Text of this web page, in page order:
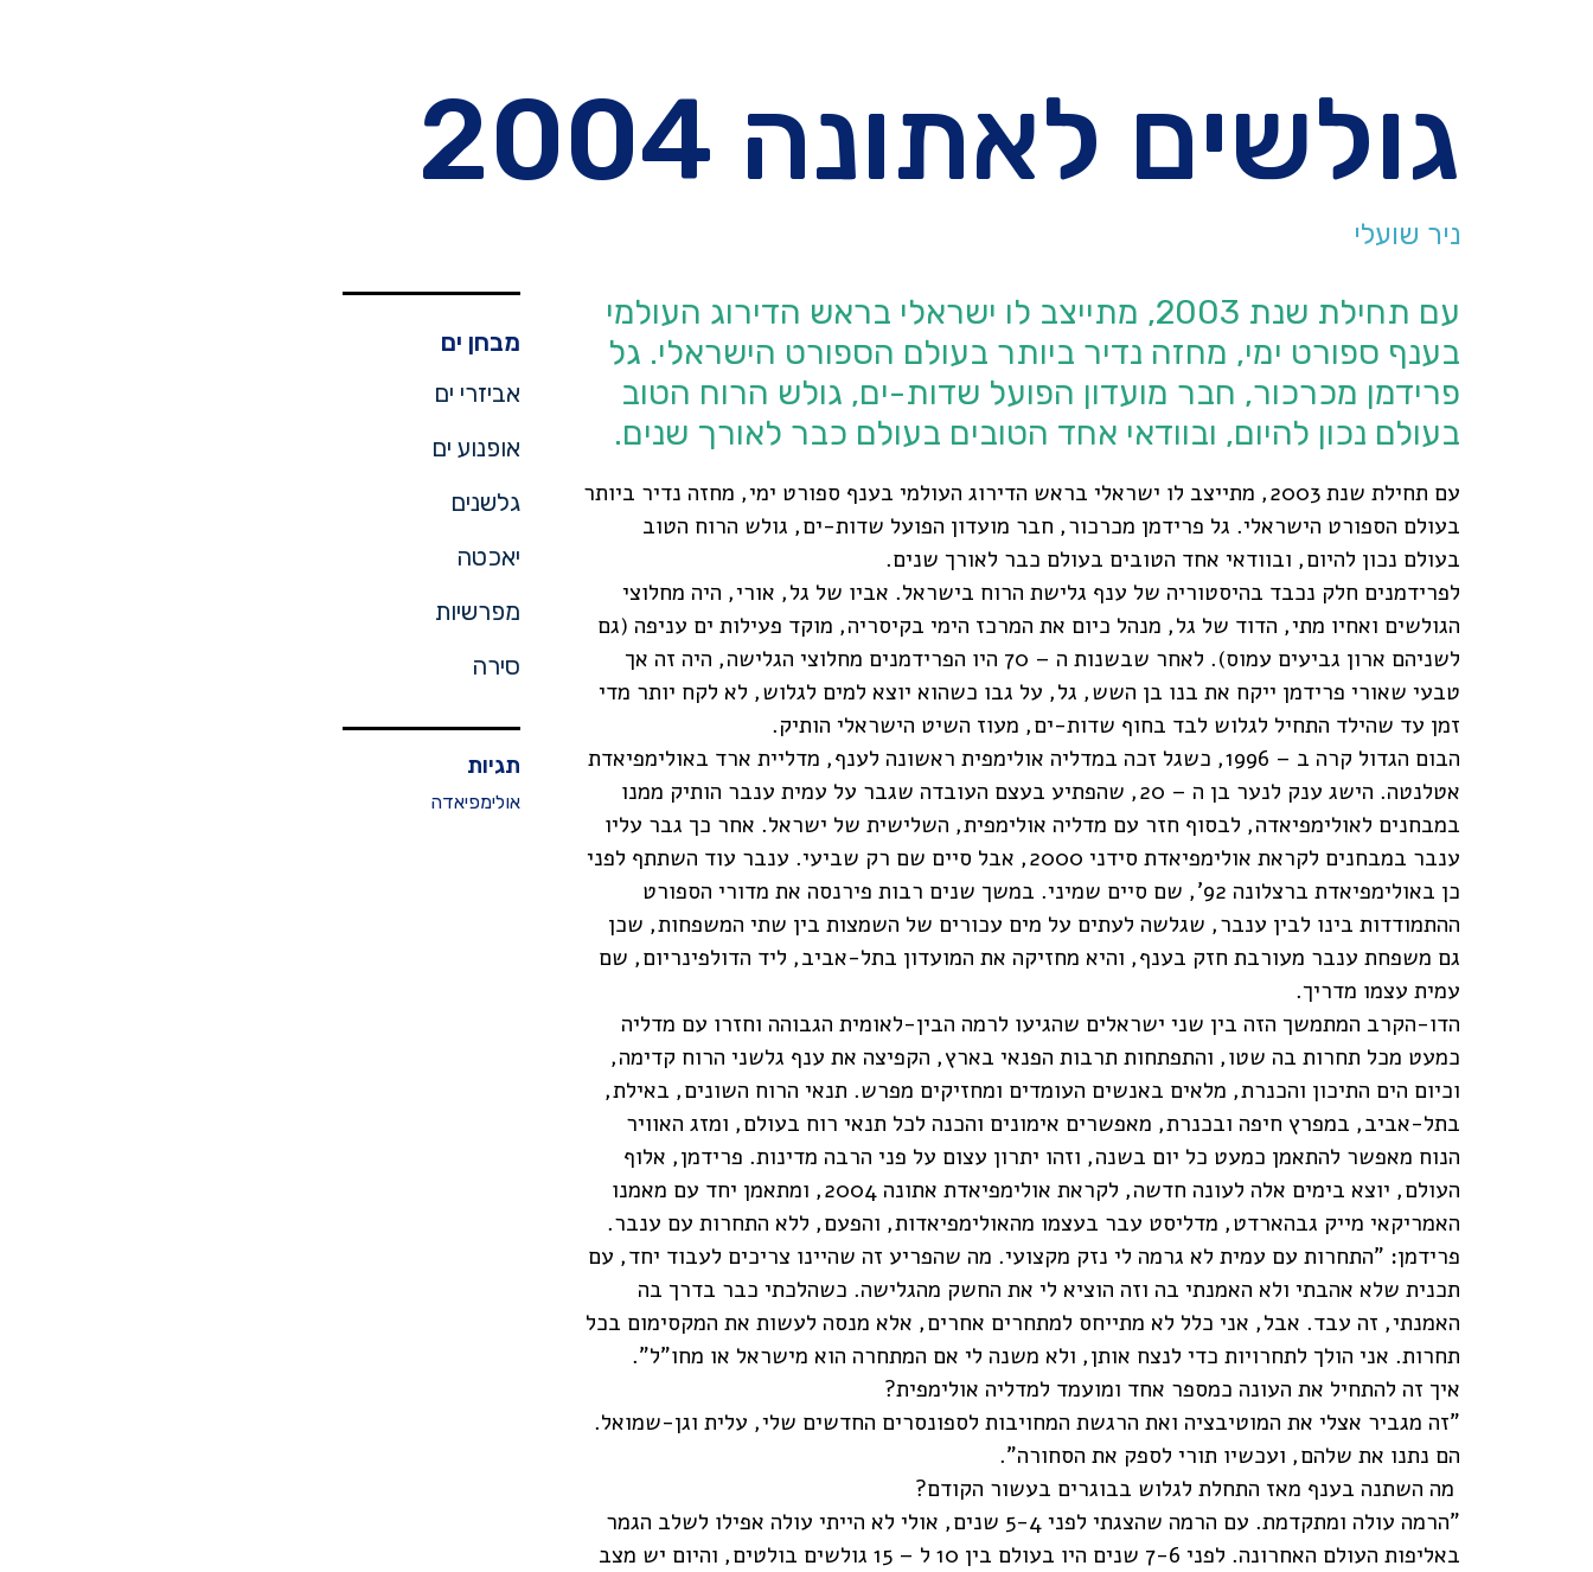
גולשים לאתונה 2004
ניר שועלי
עם תחילת שנת 2003, מתייצב לו ישראלי בראש הדירוג העולמי
בענף ספורט ימי, מחזה נדיר ביותר בעולם הספורט הישראלי. גל
פרידמן מכרכור, חבר מועדון הפועל שדות-ים, גולש הרוח הטוב
בעולם נכון להיום, ובוודאי אחד הטובים בעולם כבר לאורך שנים.
עם תחילת שנת 2003, מתייצב לו ישראלי בראש הדירוג העולמי בענף ספורט ימי, מחזה נדיר ביותר
בעולם הספורט הישראלי. גל פרידמן מכרכור, חבר מועדון הפועל שדות-ים, גולש הרוח הטוב
בעולם נכון להיום, ובוודאי אחד הטובים בעולם כבר לאורך שנים.
לפרידמנים חלק נכבד בהיסטוריה של ענף גלישת הרוח בישראל. אביו של גל, אורי, היה מחלוצי
הגולשים ואחיו מתי, הדוד של גל, מנהל כיום את המרכז הימי בקיסריה, מוקד פעילות ים עניפה (גם
לשניהם ארון גביעים עמוס). לאחר שבשנות ה – 70 היו הפרידמנים מחלוצי הגלישה, היה זה אך
טבעי שאורי פרידמן ייקח את בנו בן השש, גל, על גבו כשהוא יוצא למים לגלוש, לא לקח יותר מדי
זמן עד שהילד התחיל לגלוש לבד בחוף שדות-ים, מעוז השיט הישראלי הותיק.
הבום הגדול קרה ב – 1996, כשגל זכה במדליה אולימפית ראשונה לענף, מדליית ארד באולימפיאדת
אטלנטה. הישג ענק לנער בן ה – 20, שהפתיע בעצם העובדה שגבר על עמית ענבר הותיק ממנו
במבחנים לאולימפיאדה, לבסוף חזר עם מדליה אולימפית, השלישית של ישראל. אחר כך גבר עליו
ענבר במבחנים לקראת אולימפיאדת סידני 2000, אבל סיים שם רק שביעי. ענבר עוד השתתף לפני
כן באולימפיאדת ברצלונה 92', שם סיים שמיני. במשך שנים רבות פירנסה את מדורי הספורט
ההתמודדות בינו לבין ענבר, שגלשה לעתים על מים עכורים של השמצות בין שתי המשפחות, שכן
גם משפחת ענבר מעורבת חזק בענף, והיא מחזיקה את המועדון בתל-אביב, ליד הדולפינריום, שם
עמית עצמו מדריך.
הדו-הקרב המתמשך הזה בין שני ישראלים שהגיעו לרמה הבין-לאומית הגבוהה וחזרו עם מדליה
כמעט מכל תחרות בה שטו, והתפתחות תרבות הפנאי בארץ, הקפיצה את ענף גלשני הרוח קדימה,
וכיום הים התיכון והכנרת, מלאים באנשים העומדים ומחזיקים מפרש. תנאי הרוח השונים, באילת,
בתל-אביב, במפרץ חיפה ובכנרת, מאפשרים אימונים והכנה לכל תנאי רוח בעולם, ומזג האוויר
הנוח מאפשר להתאמן כמעט כל יום בשנה, וזהו יתרון עצום על פני הרבה מדינות. פרידמן, אלוף
העולם, יוצא בימים אלה לעונה חדשה, לקראת אולימפיאדת אתונה 2004, ומתאמן יחד עם מאמנו
האמריקאי מייק גבהארדט, מדליסט עבר בעצמו מהאולימפיאדות, והפעם, ללא התחרות עם ענבר.
פרידמן: "התחרות עם עמית לא גרמה לי נזק מקצועי. מה שהפריע זה שהיינו צריכים לעבוד יחד, עם
תכנית שלא אהבתי ולא האמנתי בה וזה הוציא לי את החשק מהגלישה. כשהלכתי כבר בדרך בה
האמנתי, זה עבד. אבל, אני כלל לא מתייחס למתחרים אחרים, אלא מנסה לעשות את המקסימום בכל
תחרות. אני הולך לתחרויות כדי לנצח אותן, ולא משנה לי אם המתחרה הוא מישראל או מחו"ל".
איך זה להתחיל את העונה כמספר אחד ומועמד למדליה אולימפית?
"זה מגביר אצלי את המוטיבציה ואת הרגשת המחויבות לספונסרים החדשים שלי, עלית וגן-שמואל.
הם נתנו את שלהם, ועכשיו תורי לספק את הסחורה".
מה השתנה בענף מאז התחלת לגלוש בבוגרים בעשור הקודם?
"הרמה עולה ומתקדמת. עם הרמה שהצגתי לפני 5-4 שנים, אולי לא הייתי עולה אפילו לשלב הגמר
באליפות העולם האחרונה. לפני 7-6 שנים היו בעולם בין 10 ל – 15 גולשים בולטים, והיום יש מצב
מבחן ים
אביזרי ים
אופנוע ים
גלשנים
יאכטה
מפרשיות
סירה
תגיות
אולימפיאדה